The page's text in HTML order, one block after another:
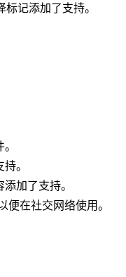
记添加了支持。
。
加了支持。
便在社交网络使用。